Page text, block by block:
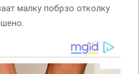
малку побрзо отколку